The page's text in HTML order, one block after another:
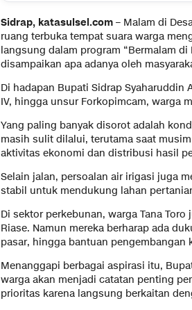
Sidrap, katasulsel.com – Malam di
ruang terbuka tempat suara warga
langsung dalam program “Bermalam
disampaikan apa adanya oleh
Di hadapan Bupati Sidrap Syaharuddin
IV, hingga unsur Forkopimcam, warga
Yang paling banyak disorot adalah
masih sulit dilalui, terutama saat
aktivitas ekonomi dan distribusi hasil
Selain jalan, persoalan air irigasi juga
stabil untuk mendukung lahan
Di sektor perkebunan, warga Tana
Riase. Namun mereka berharap ada
pasar, hingga bantuan pengembangan
Menanggapi berbagai aspirasi itu,
warga akan menjadi catatan penting
prioritas karena langsung berkaitan